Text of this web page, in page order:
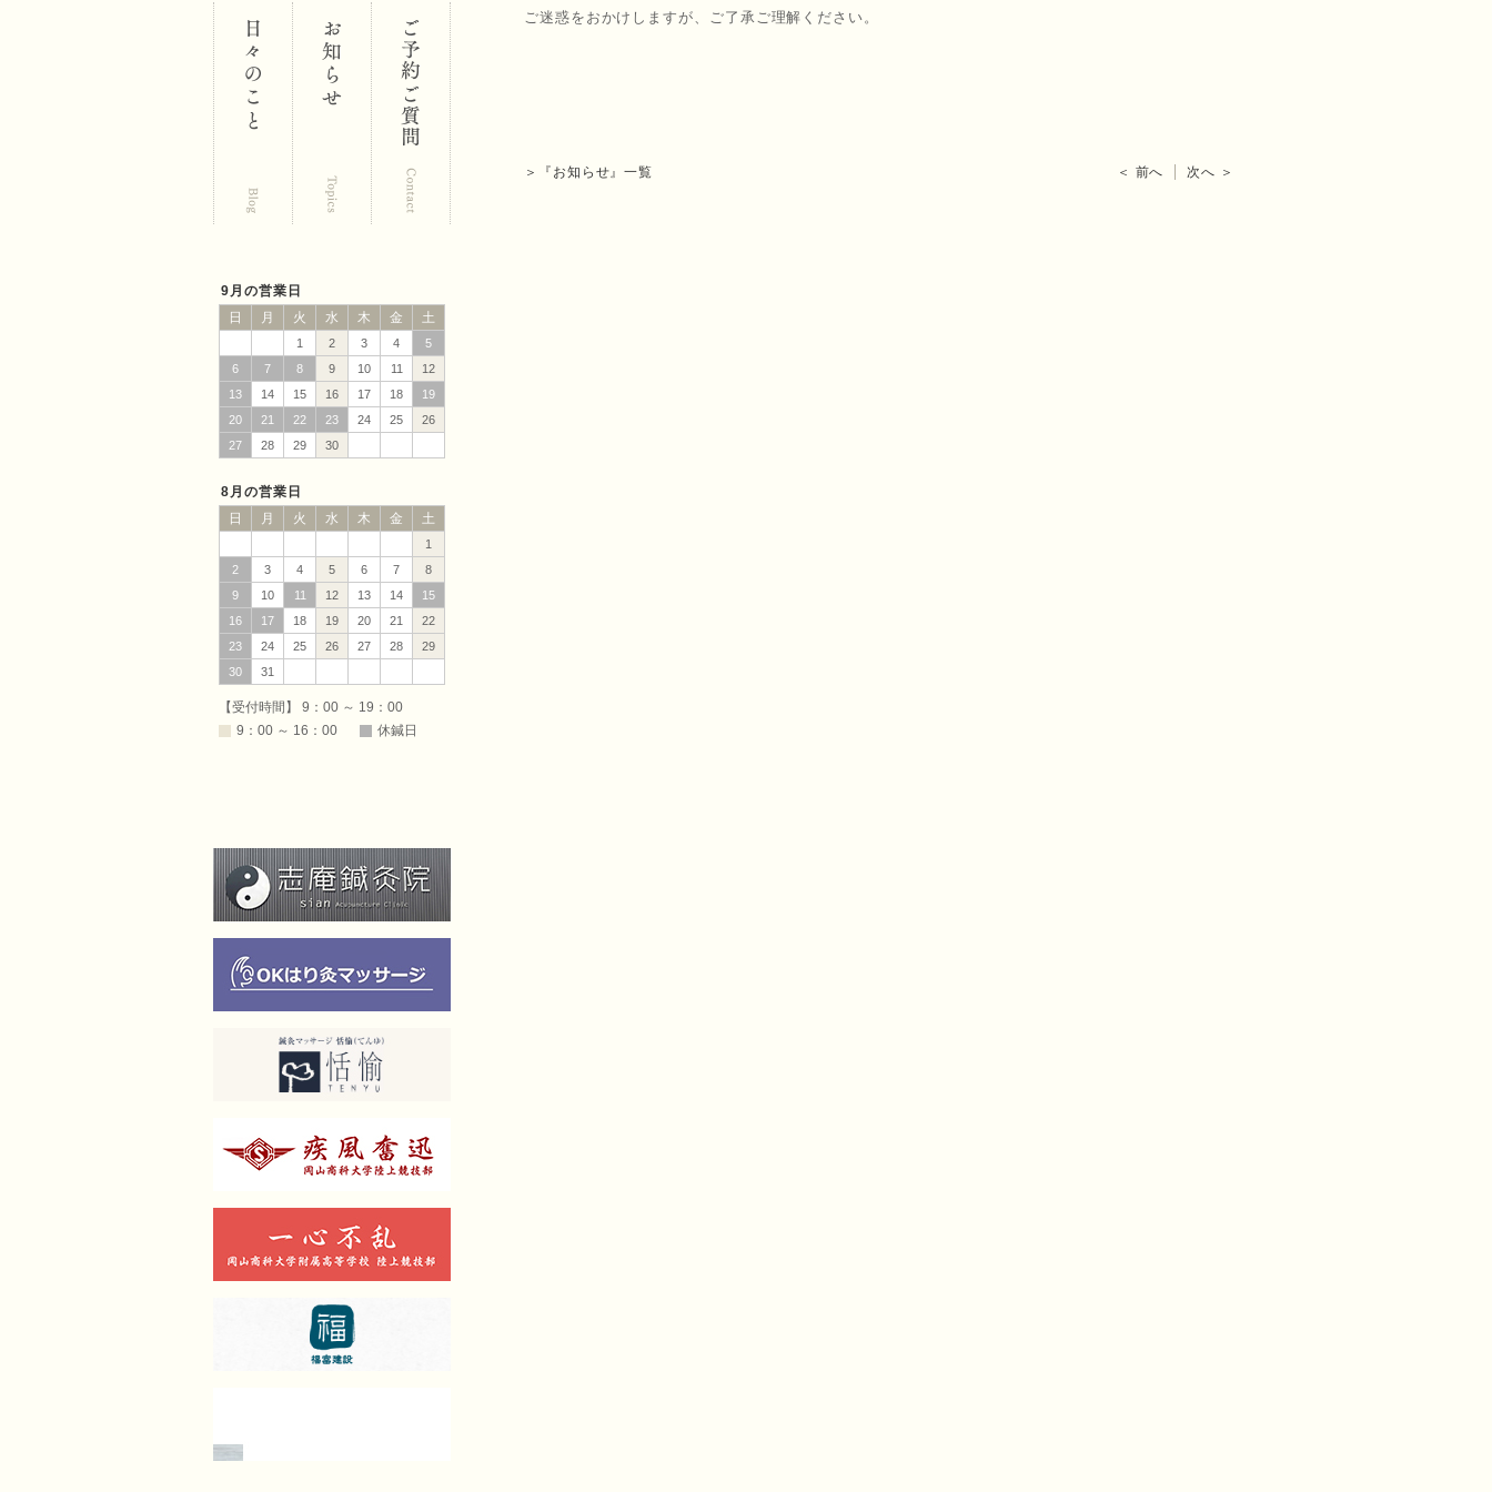
区 鍼･灸･
マッサー
ジ 福匠庵
（ふくし
ん）田中
ご迷惑をおかけしますが、ご了承ご理解ください。
＞『お知らせ』一覧 ＜ 前へ 次へ ＞
9月の営業日
日
月 火 水 木 金 土
1 2 3 4
5
6
7 8 9 10 11
12
13
14 15 16 17 18
19
20
21 22 23 24 25
26
27
28 29 30
8月の営業日
日
月 火 水 木 金 土
1
2
3 4 5 6 7
8
9
10 11 12 13 14
15
16
17 18 19 20 21
22
23
24 25 26 27 28
29
30
31
【受付時間】 9：00 ～ 19：00
9：00 ～ 16：00
休鍼日